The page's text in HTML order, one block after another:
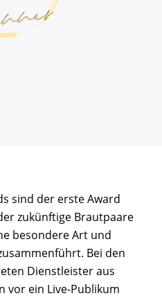
sind der erste Award
zukünftige Brautpaare
besondere Art und
Bei den
Dienstleister aus
vor ein Live-Publikum